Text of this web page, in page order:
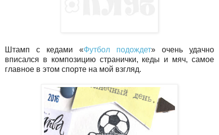
Штамп с кедами «Футбол подождет» очень удачно
вписался в композицию странички, кеды и мяч, самое
главное в этом спорте на мой взгляд.